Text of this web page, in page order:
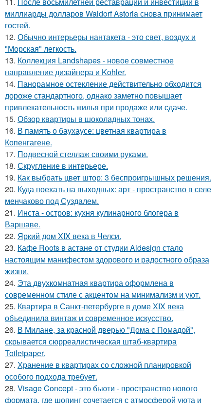
миллиарды долларов Waldorf Astoria снова принимает
гостей.
12. Обычно интерьеры нантакета - это свет, воздух и
"Морская" легкость.
13. Коллекция Landshapes - новое совместное
направление дизайнера и Kohler.
14. Панорамное остекление действительно обходится
дороже стандартного, однако заметно повышает
привлекательность жилья при продаже или сдаче.
15. Обзор квартиры в шоколадных тонах.
16. В память о баухаусе: цветная квартира в
Копенгагене.
17. Подвесной стеллаж своими руками.
18. Скругление в интерьере.
19. Как выбрать цвет штор: 3 беспроигрышных решения.
20. Куда поехать на выходных: арт - пространство в селе
менчаково под Суздалем.
21. Инста - остров: кухня кулинарного блогера в
Варшаве.
22. Яркий дом XIX века в Челси.
23. Кафе Roots в астане от студии Aidesign стало
настоящим манифестом здорового и радостного образа
жизни.
24. Эта двухкомнатная квартира оформлена в
современном стиле с акцентом на минимализм и уют.
25. Квартира в Санкт-петербурге в доме XIX века
объединила винтаж и современное искусство.
26. В Милане, за красной дверью "Дома с Помадой",
скрывается сюрреалистическая штаб-квартира
Toiletpaper.
27. Хранение в квартирах со сложной планировкой
особого подхода требует.
28. Visage Concept - это бьюти - пространство нового
формата, где шопинг сочетается с атмосферой уюта и